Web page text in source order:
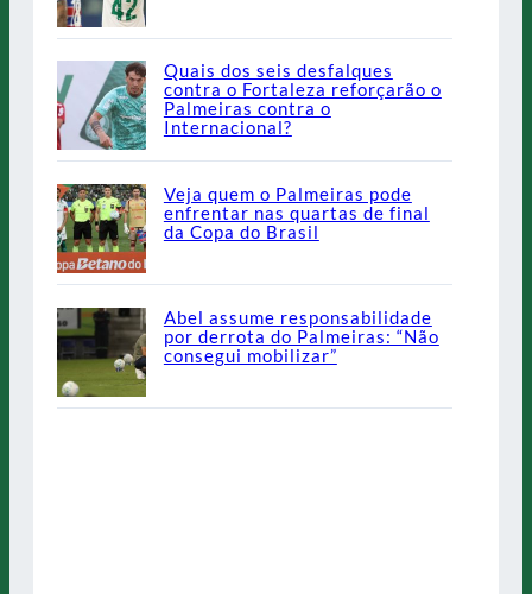
Quais dos seis desfalques
contra o Fortaleza reforçarão o
Palmeiras contra o
Internacional?
Veja quem o Palmeiras pode
enfrentar nas quartas de final
da Copa do Brasil
Abel assume responsabilidade
por derrota do Palmeiras: “Não
consegui mobilizar”